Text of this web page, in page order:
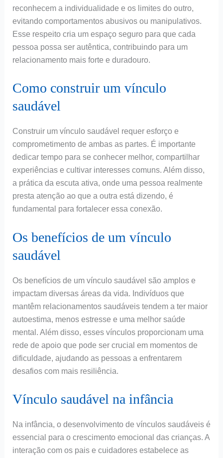
reconhecem a individualidade e os limites do outro,
evitando comportamentos abusivos ou manipulativos.
Esse respeito cria um espaço seguro para que cada
pessoa possa ser autêntica, contribuindo para um
relacionamento mais forte e duradouro.
Como construir um vínculo
saudável
Construir um vínculo saudável requer esforço e
comprometimento de ambas as partes. É importante
dedicar tempo para se conhecer melhor, compartilhar
experiências e cultivar interesses comuns. Além disso,
a prática da escuta ativa, onde uma pessoa realmente
presta atenção ao que a outra está dizendo, é
fundamental para fortalecer essa conexão.
Os benefícios de um vínculo
saudável
Os benefícios de um vínculo saudável são amplos e
impactam diversas áreas da vida. Indivíduos que
mantêm relacionamentos saudáveis tendem a ter maior
autoestima, menos estresse e uma melhor saúde
mental. Além disso, esses vínculos proporcionam uma
rede de apoio que pode ser crucial em momentos de
dificuldade, ajudando as pessoas a enfrentarem
desafios com mais resiliência.
Vínculo saudável na infância
Na infância, o desenvolvimento de vínculos saudáveis é
essencial para o crescimento emocional das crianças. A
interação com os pais e cuidadores estabelece as